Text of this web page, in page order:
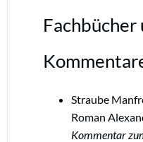
Fachbücher
Straube
Roman
Kommentar